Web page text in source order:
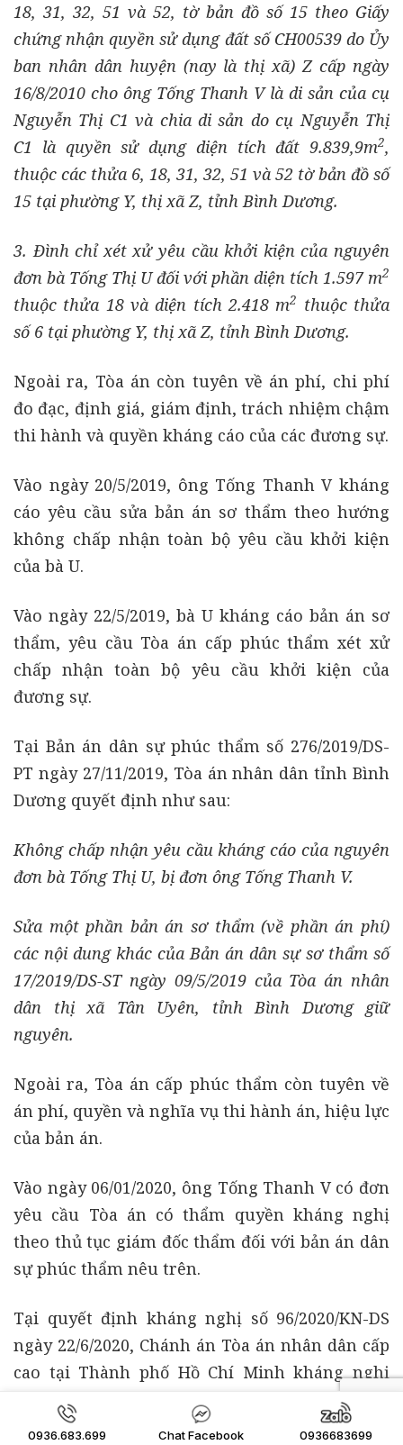
18, 31, 32, 51 và 52, tờ bản đồ số 15 theo Giấy
chứng nhận quyền sử dụng đất số CH00539 do Ủy
ban nhân dân huyện (nay là thị xã) Z cấp ngày
16/8/2010 cho ông Tống Thanh V là di sản của cụ
Nguyễn Thị C1 và chia di sản do cụ Nguyễn Thị
C1 là quyền sử dụng diện tích đất 9.839,9m2,
thuộc các thửa 6, 18, 31, 32, 51 và 52 tờ bản đồ số
15 tại phường Y, thị xã Z, tỉnh Bình Dương.
3. Đình chỉ xét xử yêu cầu khởi kiện của nguyên
đơn bà Tống Thị U đối với phần diện tích 1.597 m2
thuộc thửa 18 và diện tích 2.418 m2 thuộc thửa
số 6 tại phường Y, thị xã Z, tỉnh Bình Dương.
Ngoài ra, Tòa án còn tuyên về án phí, chi phí
đo đạc, định giá, giám định, trách nhiệm chậm
thi hành và quyền kháng cáo của các đương sự.
Vào ngày 20/5/2019, ông Tống Thanh V kháng
cáo yêu cầu sửa bản án sơ thẩm theo hướng
không chấp nhận toàn bộ yêu cầu khởi kiện
của bà U.
Vào ngày 22/5/2019, bà U kháng cáo bản án sơ
thẩm, yêu cầu Tòa án cấp phúc thẩm xét xử
chấp nhận toàn bộ yêu cầu khởi kiện của
đương sự.
Tại Bản án dân sự phúc thẩm số 276/2019/DS-
PT ngày 27/11/2019, Tòa án nhân dân tỉnh Bình
Dương quyết định như sau:
Không chấp nhận yêu cầu kháng cáo của nguyên
đơn bà Tống Thị U, bị đơn ông Tống Thanh V.
Sửa một phần bản án sơ thẩm (về phần án phí)
các nội dung khác của Bản án dân sự sơ thẩm số
17/2019/DS-ST ngày 09/5/2019 của Tòa án nhân
dân thị xã Tân Uyên, tỉnh Bình Dương giữ
nguyên.
Ngoài ra, Tòa án cấp phúc thẩm còn tuyên về
án phí, quyền và nghĩa vụ thi hành án, hiệu lực
của bản án.
Vào ngày 06/01/2020, ông Tống Thanh V có đơn
yêu cầu Tòa án có thẩm quyền kháng nghị
theo thủ tục giám đốc thẩm đối với bản án dân
sự phúc thẩm nêu trên.
Tại quyết định kháng nghị số 96/2020/KN-DS
ngày 22/6/2020, Chánh án Tòa án nhân dân cấp
cao tại Thành phố Hồ Chí Minh kháng nghị
một phần bản án dân sự phúc thẩm nêu trên;
đề nghị Tòa án nhân dân cấp cao tại Thành
0936.683.699 Chat Facebook 0936683699